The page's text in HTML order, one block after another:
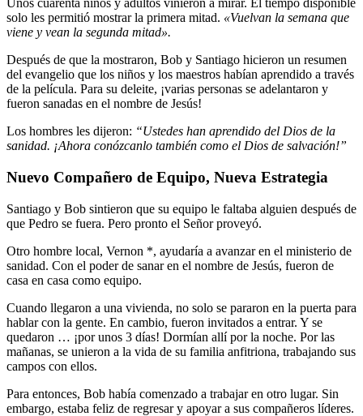
Unos cuarenta niños y adultos vinieron a mirar. El tiempo disponible
solo les permitió mostrar la primera mitad. «Vuelvan la semana que
viene y vean la segunda mitad».
Después de que la mostraron, Bob y Santiago hicieron un resumen
del evangelio que los niños y los maestros habían aprendido a través
de la película. Para su deleite, ¡varias personas se adelantaron y
fueron sanadas en el nombre de Jesús!
Los hombres les dijeron: “Ustedes han aprendido del Dios de la
sanidad. ¡Ahora conózcanlo también como el Dios de salvación!”
Nuevo Compañero de Equipo, Nueva Estrategia
Santiago y Bob sintieron que su equipo le faltaba alguien después de
que Pedro se fuera. Pero pronto el Señor proveyó.
Otro hombre local, Vernon *, ayudaría a avanzar en el ministerio de
sanidad. Con el poder de sanar en el nombre de Jesús, fueron de
casa en casa como equipo.
Cuando llegaron a una vivienda, no solo se pararon en la puerta para
hablar con la gente. En cambio, fueron invitados a entrar. Y se
quedaron … ¡por unos 3 días! Dormían allí por la noche. Por las
mañanas, se unieron a la vida de su familia anfitriona, trabajando sus
campos con ellos.
Para entonces, Bob había comenzado a trabajar en otro lugar. Sin
embargo, estaba feliz de regresar y apoyar a sus compañeros líderes.